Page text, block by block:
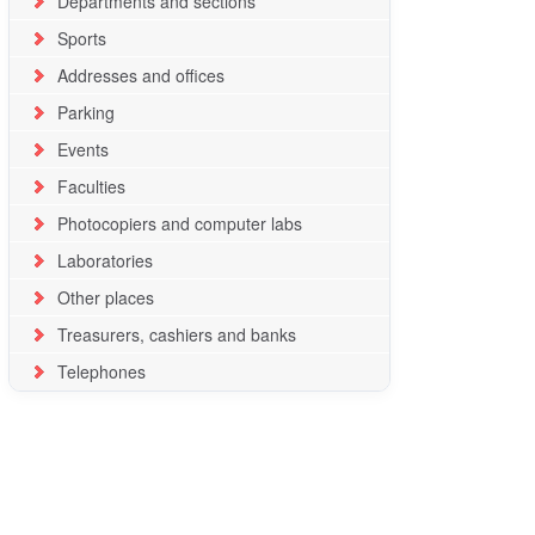
Sports
Addresses and offices
Parking
Events
Faculties
Photocopiers and computer labs
Laboratories
Other places
Treasurers, cashiers and banks
Telephones